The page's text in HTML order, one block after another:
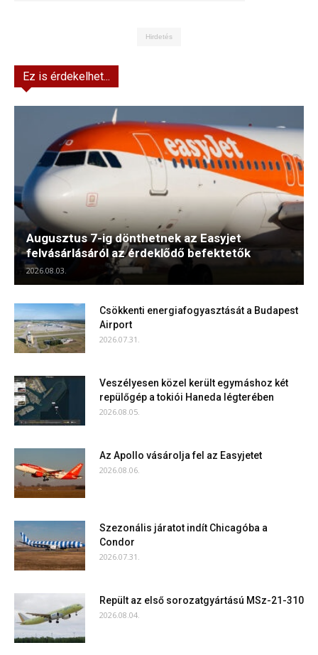
Hirdetés
Ez is érdekelhet...
Augusztus 7-ig dönthetnek az Easyjet
felvásárlásáról az érdeklődő befektetők
2026.08.03.
Csökkenti energiafogyasztását a Budapest
Airport
2026.07.31.
Veszélyesen közel került egymáshoz két
repülőgép a tokiói Haneda légterében
2026.08.05.
Az Apollo vásárolja fel az Easyjetet
2026.08.06.
Szezonális járatot indít Chicagóba a
Condor
2026.07.31.
Repült az első sorozatgyártású MSz-21-310
2026.08.04.